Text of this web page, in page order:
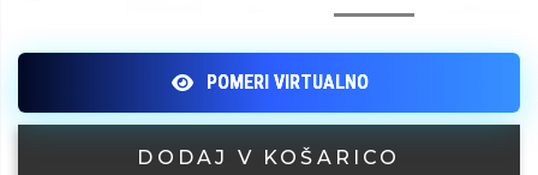
DODAJ V KOŠARICO